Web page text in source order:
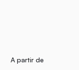
A partir de